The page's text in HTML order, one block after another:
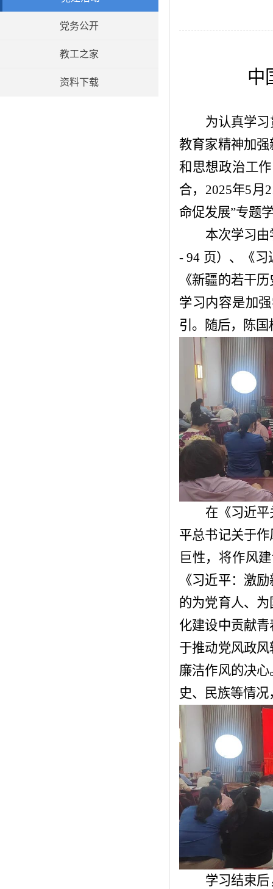
党务公开
教工之家
资料下载 中
为认真学
教育家精神加
和思想政治工
合，2025年5月
命促发展”专题
本次学习
- 94 页）、《
《新疆的若干
学习内容是加
引。随后，陈
在《习近
平总书记关于
巨性，将作风
《习近平：激
的为党育人、
化建设中贡献
于推动党风政
廉洁作风的决
史、民族等情
学习结束